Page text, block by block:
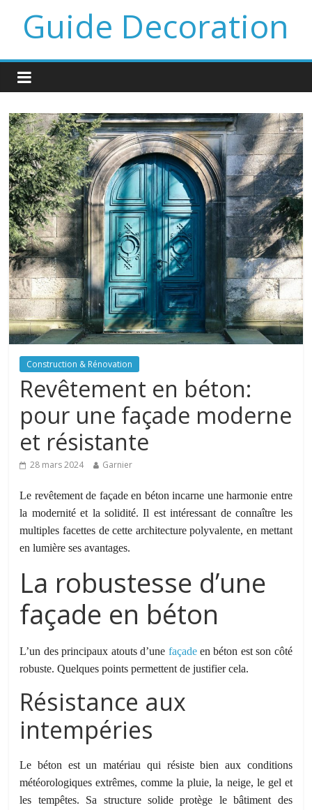
Guide Decoration
Construction & Rénovation
Revêtement en béton:
pour une façade moderne
et résistante
28 mars 2024 Garnier
Le revêtement de façade en béton incarne une harmonie entre
la modernité et la solidité. Il est intéressant de connaître les
multiples facettes de cette architecture polyvalente, en mettant
en lumière ses avantages.
La robustesse d’une
façade en béton
L’un des principaux atouts d’une façadeen béton est son côté
robuste. Quelques points permettent de justifier cela.
Résistance aux
intempéries
Le béton est un matériau qui résiste bien aux conditions
météorologiques extrêmes, comme la pluie, la neige, le gel et
les tempêtes. Sa structure solide protège le bâtiment des